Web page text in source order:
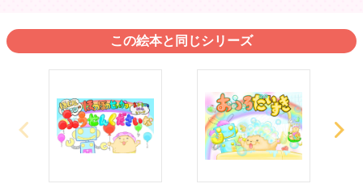
この絵本と同じシリーズ